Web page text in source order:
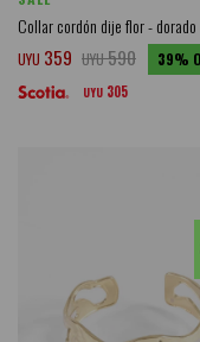
Collar cordón dije flor - dorado
UYU 359 UYU590 39
UYU 305